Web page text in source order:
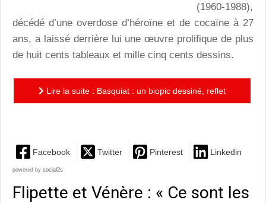
(1960-1988),
décédé d’une overdose d’héroïne et de cocaïne à 27
ans, a laissé derrière lui une œuvre prolifique de plus
de huit cents tableaux et mille cinq cents dessins.
Lire la suite : Basquiat : un biopic dessiné, reflet
Facebook Twitter Pinterest Linkedin
powered by social2s
Flipette et Vénère : « Ce sont les